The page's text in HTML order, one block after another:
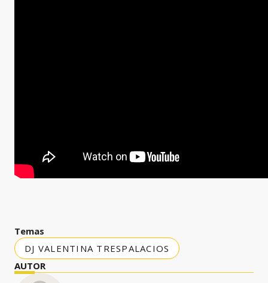
Temas
DJ VALENTINA TRESPALACIOS
AUTOR